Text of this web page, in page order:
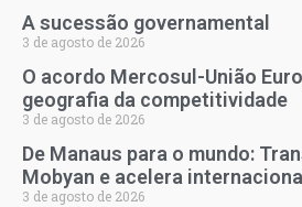
A sucessão governamental
3 de agosto de 2026
O acordo Mercosul-União
geografia da competitividade
3 de agosto de 2026
De Manaus para o mundo:
Mobyan e acelera
3 de agosto de 2026